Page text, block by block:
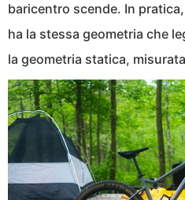
baricentro scende. In
ha la stessa geometria che
la geometria statica,